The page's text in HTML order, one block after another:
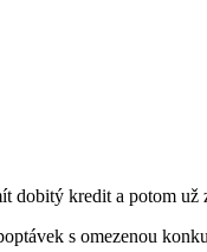
dobitý kredit a potom
s omezenou